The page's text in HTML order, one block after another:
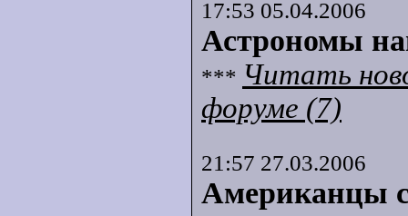
17:53 05.04.2006
Астрономы
*** Читать
форуме (7)
21:57 27.03.2006
Американцы